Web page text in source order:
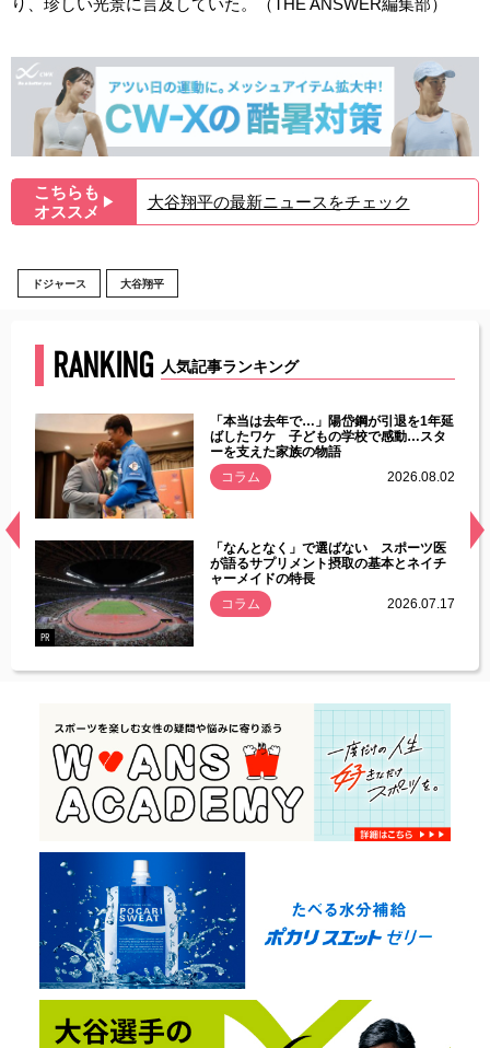
こちらも
オススメ ▶︎ 大谷翔平の最新ニュースをチェック
ドジャース 大谷翔平
RANKING 人気記事ランキング
常
「本当は去年で…」陽岱鋼が引退を1年延
ばしたワケ 子どもの学校で感動…スタ
ーを支えた家族の物語
コラム
2026.08.02
PR
「なんとなく」で選ばない スポーツ医
が語るサプリメント摂取の基本とネイチ
ャーメイドの特長
コラム
2026.07.17